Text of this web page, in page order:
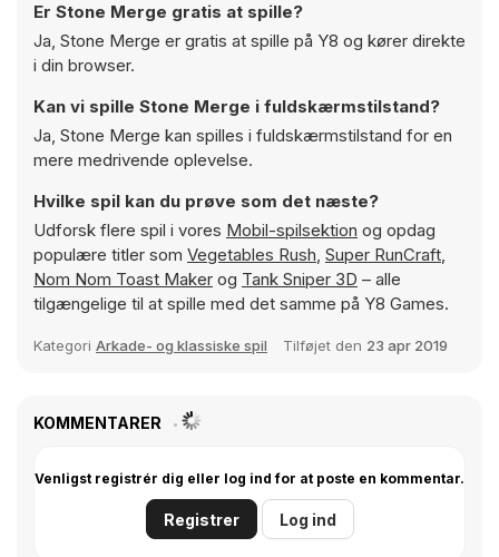
Er Stone Merge gratis at spille?
Ja, Stone Merge er gratis at spille på Y8 og kører direkte
i din browser.
Kan vi spille Stone Merge i fuldskærmstilstand?
Ja, Stone Merge kan spilles i fuldskærmstilstand for en
mere medrivende oplevelse.
Hvilke spil kan du prøve som det næste?
Udforsk flere spil i vores Mobil-spilsektion og opdag
populære titler som Vegetables Rush, Super RunCraft,
Nom Nom Toast Maker og Tank Sniper 3D – alle
tilgængelige til at spille med det samme på Y8 Games.
Kategori Arkade- og klassiske spil Tilføjet den 23 apr 2019
KOMMENTARER
Venligst registrér dig eller log ind for at poste en kommentar.
Registrer Log ind